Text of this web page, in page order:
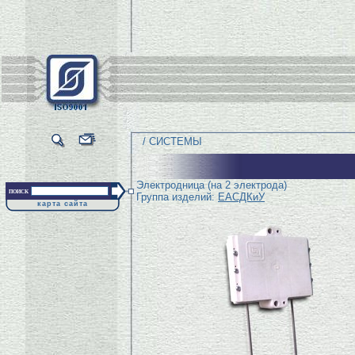
/ СИСТЕМЫ
поиск
карта сайта
Электродница (на 2 электрода)
Группа изделий: ЕАСДКиУ